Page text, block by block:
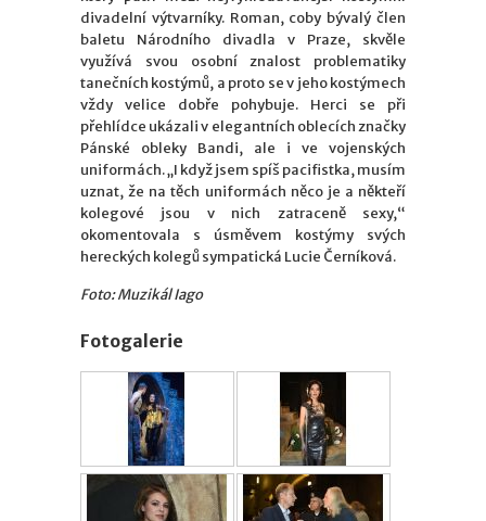
divadelní výtvarníky. Roman, coby bývalý člen
baletu Národního divadla v Praze, skvěle
využívá svou osobní znalost problematiky
tanečních kostýmů, a proto se v jeho kostýmech
vždy velice dobře pohybuje. Herci se při
přehlídce ukázali v elegantních oblecích značky
Pánské obleky Bandi, ale i ve vojenských
uniformách. „I když jsem spíš pacifistka, musím
uznat, že na těch uniformách něco je a někteří
kolegové jsou v nich zatraceně sexy,“
okomentovala s úsměvem kostýmy svých
hereckých kolegů sympatická Lucie Černíková.
Foto: Muzikál Iago
Fotogalerie